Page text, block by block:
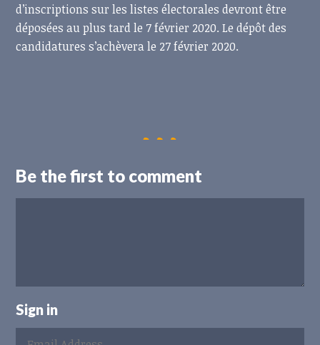
d’inscriptions sur les listes électorales devront être
déposées au plus tard le 7 février 2020. Le dépôt des
candidatures s’achèvera le 27 février 2020.
Be the first to comment
Sign in